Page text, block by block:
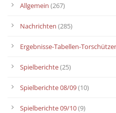
Allgemein (267)
Nachrichten (285)
Ergebnisse-Tabellen-
Spielberichte(25)
Spielberichte 08/09(10)
Spielberichte 09/10(9)